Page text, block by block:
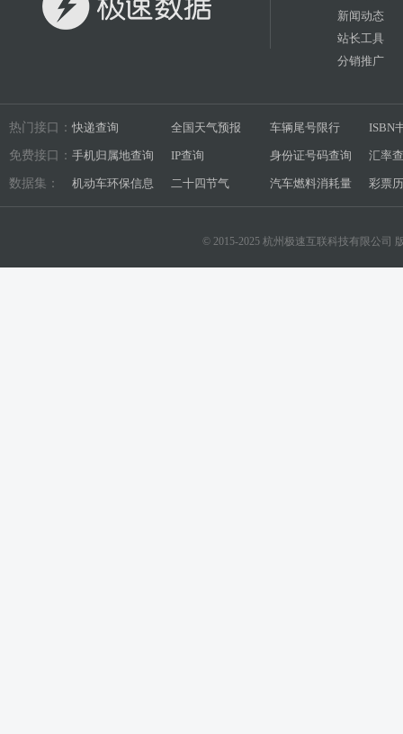
新闻动态
站长工具
分销推广
热门接口： 快递查询 全国天气预报 车辆尾号限行 ISBN
免费接口： 手机归属地查询 IP查询 身份证号码查询 汇率
数据集： 机动车环保信息 二十四节气 汽车燃料消耗量 彩票
© 2015-2025 杭州极速互联科技有限公司